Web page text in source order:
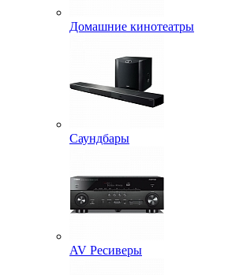
Домашние кинотеатры
Саундбары
AV Ресиверы